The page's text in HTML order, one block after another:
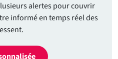
alertes pour couvrir
informé en temps réel des